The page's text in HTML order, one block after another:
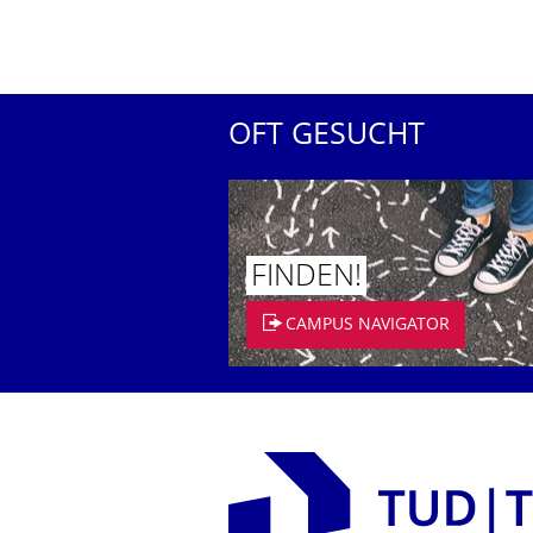
OFT GESUCHT
FINDEN!
CAMPUS NAVIGATOR